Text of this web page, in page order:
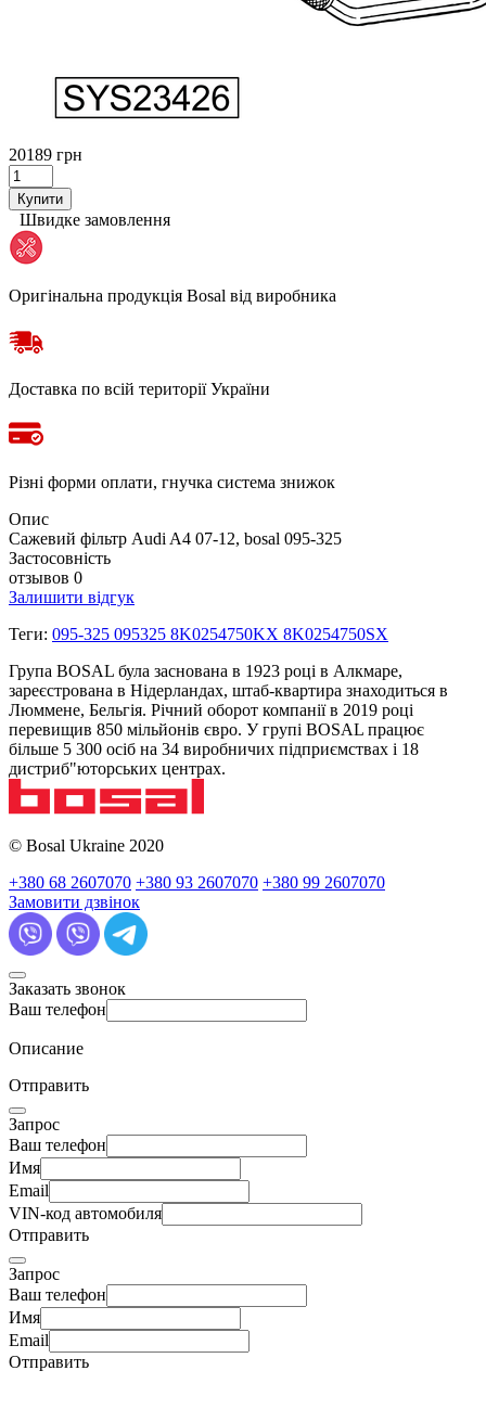
20189 грн
Купити
Швидке замовлення
Оригінальна продукція Bosal від виробника
Доставка по всій території України
Різні форми оплати, гнучка система знижок
Опис
Сажевий фільтр Audi A4 07-12, bosal 095-325
Застосовність
отзывов 0
Залишити відгук
Теги: 095-325 095325 8K0254750KX 8K0254750SX
Група BOSAL була заснована в 1923 році в Алкмаре,
зареєстрована в Нідерландах, штаб-квартира знаходиться в
Люммене, Бельгія. Річний оборот компанії в 2019 році
перевищив 850 мільйонів євро. У групі BOSAL працює
більше 5 300 осіб на 34 виробничих підприємствах і 18
дистриб"юторських центрах.
© Bosal Ukraine 2020
+380 68 2607070 +380 93 2607070 +380 99 2607070
Замовити дзвінок
Заказать звонок
Ваш телефон
Описание
Отправить
Запрос
Ваш телефон
Имя
Email
VIN-код автомобиля
Отправить
Запрос
Ваш телефон
Имя
Email
Отправить